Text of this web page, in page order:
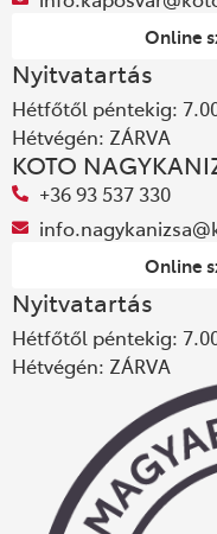
Online
Nyitvatartás
Hétfőtől péntekig:
Hétvégén: ZÁRVA
KOTO
+36 93 537 330
Online
Nyitvatartás
Hétfőtől péntekig:
Hétvégén: ZÁRVA